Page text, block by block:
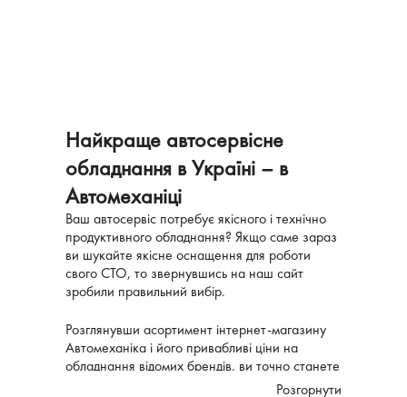
Найкраще автосервісне
обладнання в Україні – в
Автомеханіці
Ваш автосервіс потребує якісного і технічно
продуктивного обладнання? Якщо саме зараз
ви шукайте якісне оснащення для роботи
свого СТО, то звернувшись на наш сайт
зробили правильний вибір.
Розглянувши асортимент інтернет-магазину
Автомеханіка і його привабливі ціни на
обладнання відомих брендів, ви точно станете
Розгорнути